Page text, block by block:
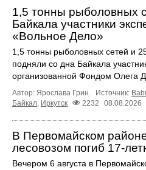
1,5 тонны рыболовных
Байкала участники
«Вольное Дело»
1,5 тонны рыболовных сетей и
подняли со дна Байкала
организованной Фондом Олега
Автор: Ярослава Грин. Источник:
Байкал, Иркутск 2232 08.08.2026
В Первомайском
лесовозом погиб 17-
Вечером 6 августа в